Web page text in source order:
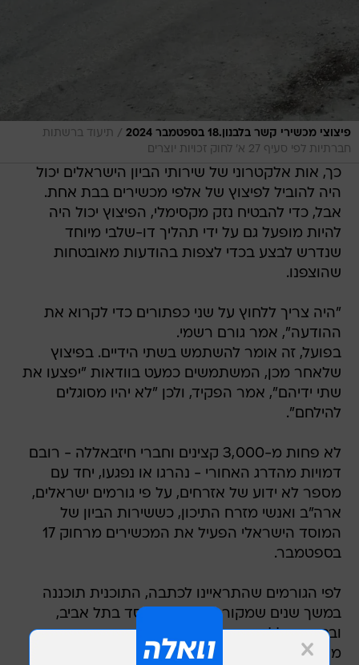
פיצוצי מכשירי קשר בלבנון.18 בספטמבר 2024 / תיעוד ברשתות
חברתיות לפי סעיף 27 א' לחוק זכויות יוצרים
כך, אות אלקטרוני של שירותי הביון הישראלים יכול
היה להוביל לפיצוץ של אלפי מכשירים בבת אחת.
אבל, כדי להבטיח נזק מקסימלי, הפיצוץ יכול היה
להיות מופעל גם על ידי תהליך דו-שלבי מיוחד
שנדרש לבצע בכדי לצפות בהודעות מאובטחות
שהוצפנו.
"היה צריך ללחוץ על שני כפתורים כדי לקרוא את
ההודעה", אמר גורם רשמי.
בפועל, זה אומר להשתמש בשתי הידיים. בפיצוץ
שלאחר מכן, המשתמשים כמעט בוודאות "יפצעו את
שתי ידיהם", אמר הפקיד, ולכן "לא יהיו מסוגלים
להילחם".
לא פחות מ-3,000 קצינים וחברי חיזבאללה - רובם
דמויות מהדרג האחורי - נהרגו או נפגעו, יחד עם
מספר לא ידוע של אזרחים, על פי גורמים ישראלים,
ארה"ב ואנשי מזרח התיכון, כששירות הביון של
המוסד הישראלי הפעיל את המכשירים מרחוק 17
בספטמבר.
לפי הגורמים שהתראיינו לכתבה, התוכנית תוכננה
במשך שנים שמקורה במטה המוסד בתל אביב,
ובסופה כללה צוות של פעילים ושותפים ממספר
מדינות. הדיווח ב"וושינגטון פוסט" חושף כיצד